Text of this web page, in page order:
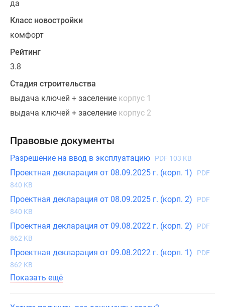
увеличится.
ассортименте
планировок
представлены
форматы
с
объединенными
кухнями-
традиционные
лоты
с
просторной
кухней
и
изолированными
также
есть
варианты
для
больших
семей
с
да
Класс новостройки
комфорт
Рейтинг
3.8
Стадия строительства
выдача ключей + заселение корпус 1
выдача ключей + заселение корпус 2
Правовые документы
Разрешение на ввод в эксплуатацию PDF 103 KB
Проектная декларация от 08.09.2025 г. (корп. 1)
PDF
840 KB
Проектная декларация от 08.09.2025 г. (корп. 2)
PDF
840 KB
Проектная декларация от 09.08.2022 г. (корп. 2)
PDF
862 KB
Проектная декларация от 09.08.2022 г. (корп. 1)
PDF
862 KB
Показать ещё